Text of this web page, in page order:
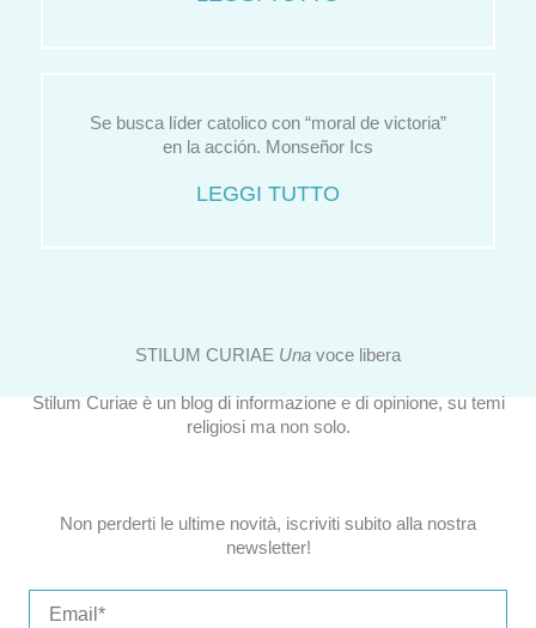
Se busca líder catolico con “moral de victoria”
en la acción. Monseñor Ics
LEGGI TUTTO
STILUM CURIAE Una voce libera
Stilum Curiae è un blog di informazione e di opinione, su temi
religiosi ma non solo.
Non perderti le ultime novità, iscriviti subito alla nostra
newsletter!